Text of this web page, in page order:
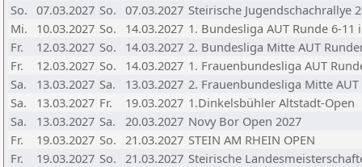
So. 07.03.2027 So. 07.03.2027 Steirische Jugendschachrallye
Mi.
10.03.2027 So. 14.03.2027 1. Bundesliga AUT Runde 6-11
Fr.
12.03.2027 So. 14.03.2027 2. Bundesliga Mitte AUT
Fr.
12.03.2027 So. 14.03.2027 1. Frauenbundesliga AUT
Sa.
13.03.2027 Sa. 13.03.2027 2. Frauenbundesliga Mitte
Sa.
13.03.2027 Fr. 19.03.2027 1.Dinkelsbühler Altstadt-Open
Sa.
13.03.2027 Sa. 20.03.2027 Novy Bor Open 2027
Fr.
19.03.2027 So. 21.03.2027 STEIN AM RHEIN OPEN
Fr.
19.03.2027 So. 21.03.2027 Steirische